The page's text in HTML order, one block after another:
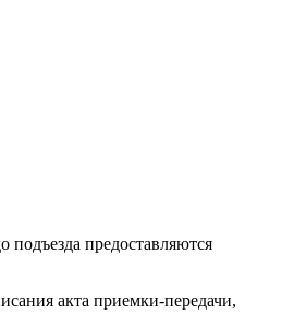
подъезда предоставляются
акта приемки-передачи,